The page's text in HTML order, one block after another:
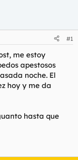
#1
me estoy
apestosos
noche. El
hoy y me da
hasta que